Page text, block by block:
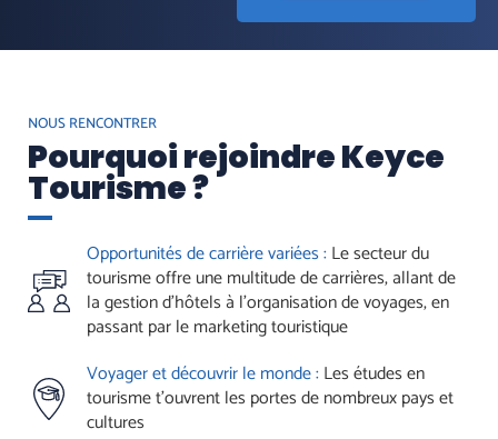
NOUS RENCONTRER
Pourquoi rejoindre Keyce
Tourisme ?
Opportunités de carrière variées :Le secteur du
tourisme offre une multitude de carrières, allant de
la gestion d'hôtels à l'organisation de voyages, en
passant par le marketing touristique
Voyager et découvrir le monde :Les études en
tourisme t’ouvrent les portes de nombreux pays et
cultures